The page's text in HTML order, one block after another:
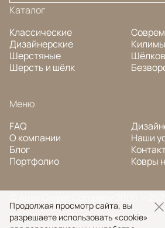
Каталог
Классические
Дизайнерские
Шерстяные
Шерсть и шёлк
Меню
FAQ
О компании
Блог
Портфолио
Наши
Ковры
Политика конфиденциальности
Продолжая просмотр сайта, вы
разрешаете использовать «cookie»